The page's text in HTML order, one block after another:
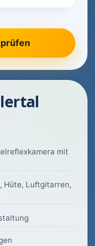
mit
Hüte, Luftgitarren,